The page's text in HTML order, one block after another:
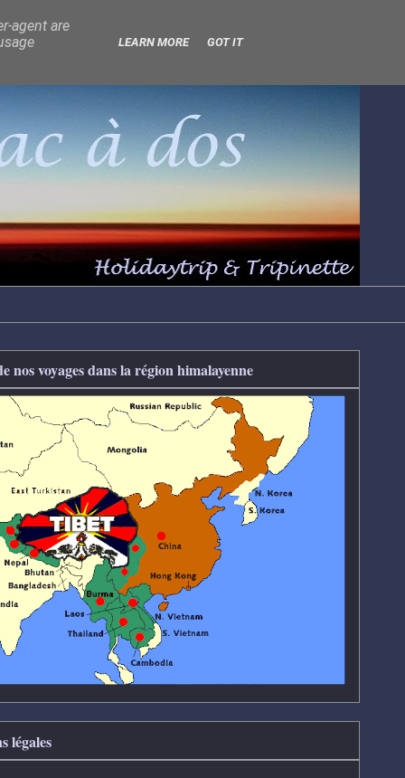
nos voyages dans la région himalayenne
légales
agent are
LEARN MORE GOT IT